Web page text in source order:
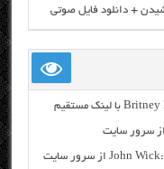
+ دانلود فایل صوتی